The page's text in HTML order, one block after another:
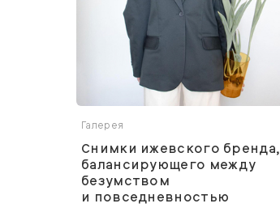
Галерея
Снимки ижевского бренда,
балансирующего между
безумством
и повседневностью